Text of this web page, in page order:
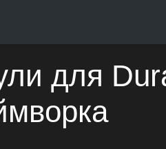
для